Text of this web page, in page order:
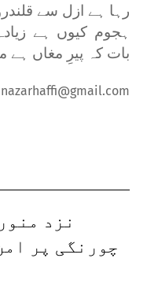
رہا ہے ازل سے
ہجوم کیوں ہے
بات کہ پیرِ مغاں ہے
nazarhaffi@gmail.com
چورنگی پر